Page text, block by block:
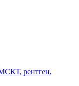
рентген,